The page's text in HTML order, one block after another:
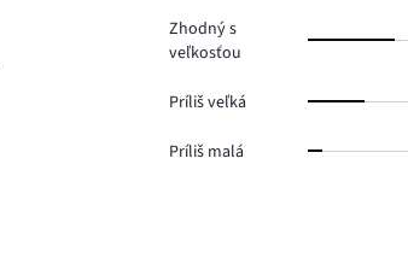
Zhodný s
veľkosťou
Príliš veľká
Príliš malá